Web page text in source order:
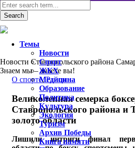
Новости Ставропольского района
Знаем мы – знаете вы!
O спорте,Район
Великолепная семерка
Ставропольского района и
золото области
Лишили интриги финал
Темы
Новости
Спорт
ЖКХ
Медицина
Образование
Политика
Культура
Экология
Туризм
Архив Победы
Книга памяти